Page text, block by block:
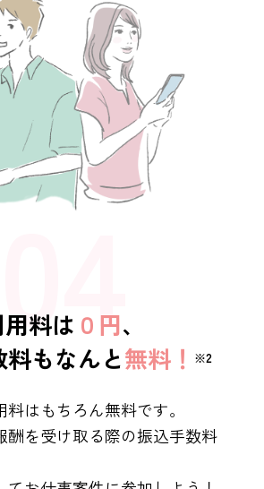
料は ０円、
もなんと無料！ ※2
はもちろん無料です。
酬を受け取る際の振込手数料